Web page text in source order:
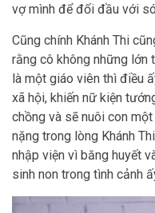
vợ mình để đối đầu với
Cũng chính Khánh Thi
rằng cô không những lớn
là một giáo viên thì điều
xã hội, khiến nữ kiện
chồng và sẽ nuôi con
nặng trong lòng Khánh
nhập viện vì băng huyết
sinh non trong tình cảnh